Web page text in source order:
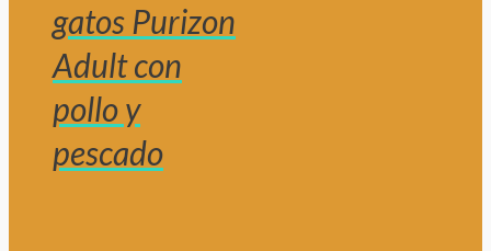
gatos Purizon
Adult con
pollo y
pescado